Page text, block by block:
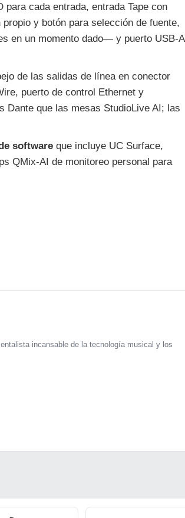
cada entrada, entrada Tape con
y botón para selección de fuente,
en un momento dado— y puerto USB-A
de las salidas de línea en conector
puerto de control Ethernet y
Dante que las mesas StudioLive AI; las
software que incluye UC Surface,
QMix-AI de monitoreo personal para
incansable de la tecnología musical y los